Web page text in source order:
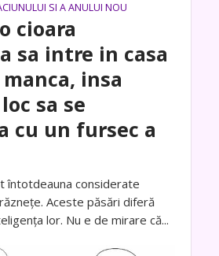
SI A ANULUI NOU
cioara
sa intre in casa
insa
sa se
cu un fursec a
considerate
Aceste păsări diferă
lor. Nu e de mirare că...